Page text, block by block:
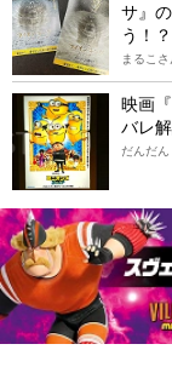
サ』
う！
まるこさ
映画
バレ
だんだん